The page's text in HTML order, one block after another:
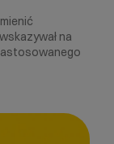
na